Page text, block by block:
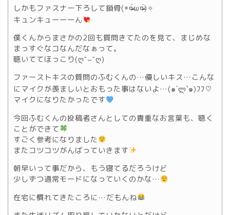
しかもファスナー下ろして鎖骨(⌯¤̴̶̷̀ω¤̴̶̷́)✧
キュンキューーーん
僕くんからまさかの2回も質問きてたのを見て、まじめな
まっすぐなコなんだなぁって｡
聴いててほっこり(ღ˘⌣˘ღ)
ファーストキスの質問のふむくんの…優しいキス…こんな
にマイクが羨ましいとおもった事はないよ…(๑´ლ`๑)ﾌﾌ♡
マイクになりたかったです
今回ふむくんの投稿者さんとしての貴重なお言葉も、聴く
ことができて
すごく参考になりました
またコツコツがんばっていきます
朝早いって事だから、もう寝てるだろうけど
少しずつ通常モードになっていくのかな…
在宅に慣れてきたころに…だもんね